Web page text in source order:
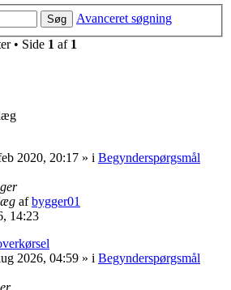
Søg
Avanceret søgning
• Side 1 af 1
2020, 20:17 » i Begynderspørgsmål
afbygger01
14:23
2026, 04:59 » i Begynderspørgsmål